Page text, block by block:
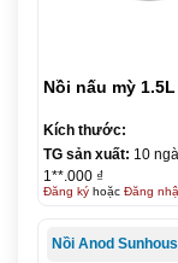
Nồi nấu mỳ 1.5L
Kích thước:
TG sản xuất: 10
1**.000 ₫
Đăng kýhoặc Đăng
Nồi Anod